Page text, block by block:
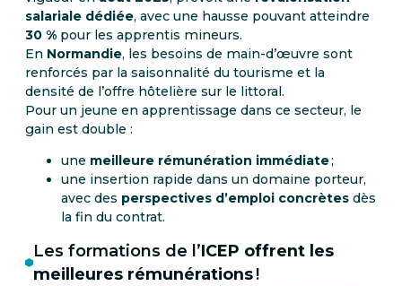
salariale dédiée, avec une hausse pouvant atteindre
30 % pour les apprentis mineurs.
En Normandie, les besoins de main-d’œuvre sont
renforcés par la saisonnalité du tourisme et la
densité de l’offre hôtelière sur le littoral.
Pour un jeune en apprentissage dans ce secteur, le
gain est double :
une meilleure rémunération immédiate;
une insertion rapide dans un domaine porteur,
avec des perspectives d’emploi concrètes dès
la fin du contrat.
Les formations de l’ICEP offrent les
meilleures rémunérations!